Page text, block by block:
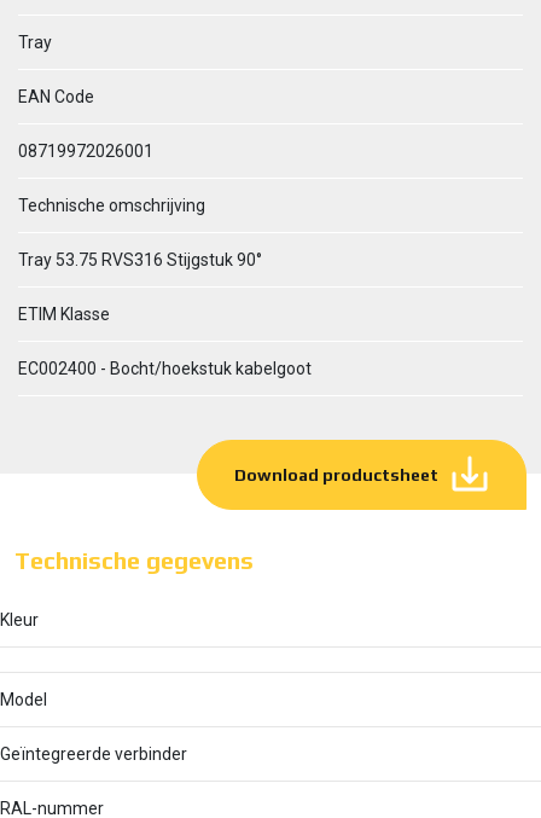
Tray
EAN Code
08719972026001
Technische omschrijving
Tray 53.75 RVS316 Stijgstuk 90°
ETIM Klasse
EC002400 - Bocht/hoekstuk kabelgoot
Download productsheet
Technische gegevens
Kleur
Model
Geïntegreerde verbinder
RAL-nummer